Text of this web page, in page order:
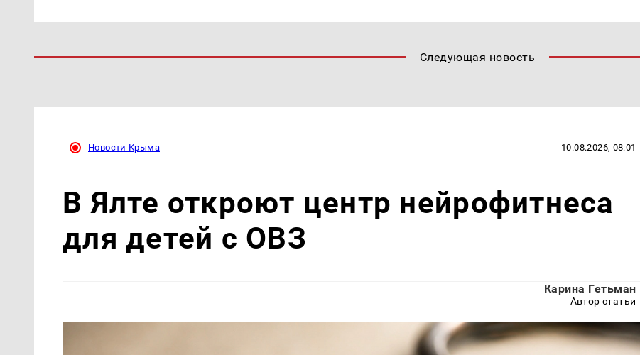
Следующая новость
Новости Крыма 10.08.2026, 08:01
В Ялте откроют центр нейрофитнеса
для детей с ОВЗ
Карина Гетьман
Автор статьи